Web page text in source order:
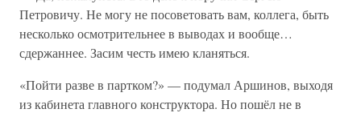
Петровичу. Не могу не посоветовать вам, коллега, быть
несколько осмотрительнее в выводах и вообще…
сдержаннее. Засим честь имею кланяться.
«Пойти разве в партком?» — подумал Аршинов, выходя
из кабинета главного конструктора. Но пошёл не в